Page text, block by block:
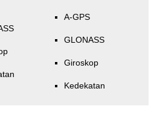
A-GPS
GLONASS
Giroskop
Kedekatan